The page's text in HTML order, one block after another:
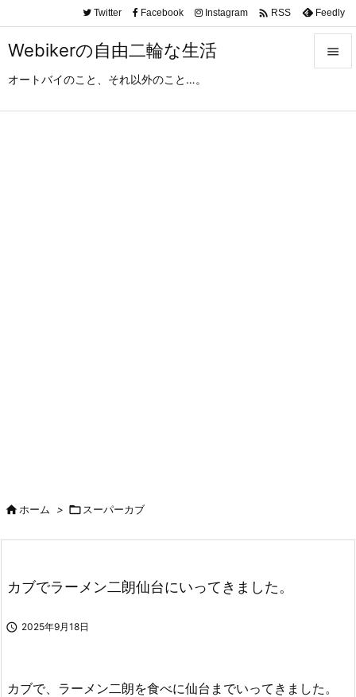
Webikerの自由二輪な生活
オートバイのこと、それ以外のこと…。

Twitter Facebook Instagram  RSS Feedly
ホーム >  スーパーカブ
カブでラーメン二朗仙台にいってきました。
 2025年9月18日
カブで、ラーメン二朗を食べに仙台までいってきました。